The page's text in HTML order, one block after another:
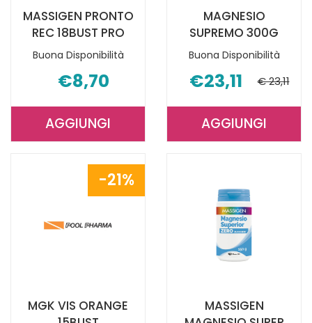
MASSIGEN PRONTO
REC 18BUST PRO
Buona Disponibilità
€8,70
AGGIUNGIAGGIUNGI MASSIGEN
REC
18BUST
CARRELLO
MAGNESIO
SUPREMO 300G
Buona Disponibilità
€23,11 € 23,11
AGGIUNGIAGGIUNGI
CARRELLO
MGK VIS ORANGE
21%
MASSIGEN